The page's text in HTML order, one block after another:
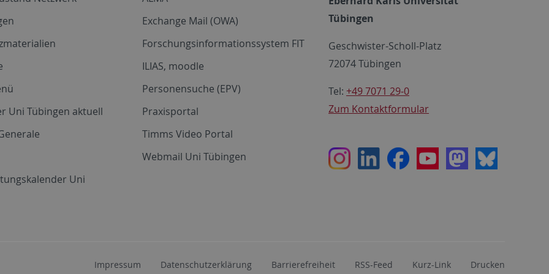
Uni Tübingen aktuell
Uni
Exchange Mail (OWA)
Forschungsinformationssystem FIT
ILIAS, moodle
Personensuche (EPV)
Praxisportal
Timms Video Portal
Webmail Uni Tübingen
Tübingen
Geschwister-Scholl-Platz
72074 Tübingen
Tel: +49 7071 29-0
Zum Kontaktformular
InstagramLinkedInFacebookYoutubeMastodon
Bluesky
Impressum Datenschutzerklärung Barrierefreiheit RSS-Feed Kurz-Link Drucken